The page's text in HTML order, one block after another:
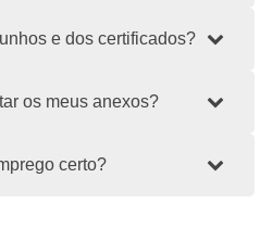
e dos certificados?
os meus anexos?
certo?